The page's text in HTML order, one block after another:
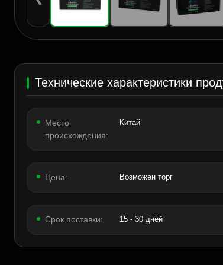
Технические характеристики
Место
происхождения:
Китай
Цена: Возможен торг
Срок поставки: 15 - 30 дней